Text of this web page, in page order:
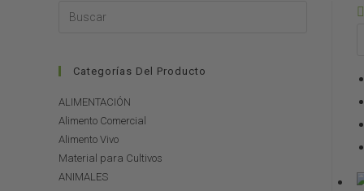
Categorías Del Producto
ALIMENTACIÓN
Alimento Comercial
Alimento Vivo
Material para Cultivos
ANIMALES